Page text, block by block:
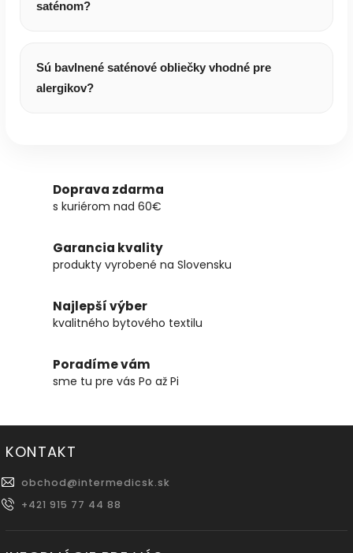
saténom?
Sú bavlnené saténové obliečky vhodné pre
alergikov?
Doprava zdarma
s kuriérom nad 60€
Garancia kvality
produkty vyrobené na Slovensku
Najlepší výber
kvalitného bytového textilu
Poradíme vám
sme tu pre vás Po až Pi
KONTAKT
obchod@intermedicsk.sk
+421 915 77 44 88